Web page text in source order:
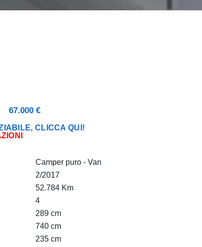
67.000 €
CLICCA QUI!
Camper puro - Van
2/2017
52.784 Km
4
289 cm
740 cm
235 cm